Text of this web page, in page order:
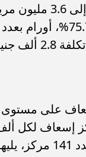
المرضى المستفيدين
بجميع المحافظات
برشلونة